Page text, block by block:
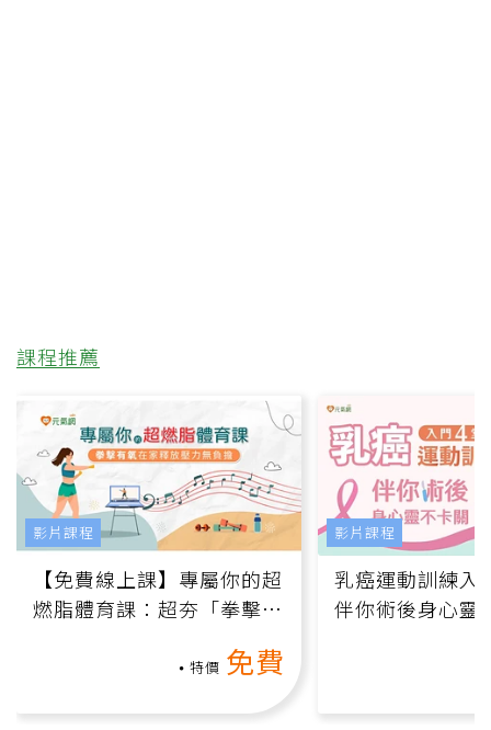
課程推薦
【免費線上課】專屬你的超
燃脂體育課：超夯「拳擊有
特價 免費
影片課程
乳癌運動訓練入
伴你術後身心靈
影片課程